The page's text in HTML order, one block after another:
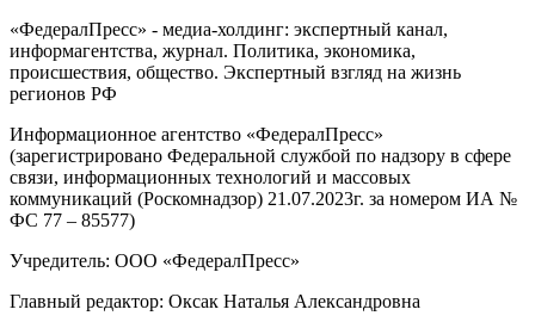
«ФедералПресс» - медиа-холдинг: экспертный канал,
информагентства, журнал. Политика, экономика,
происшествия, общество. Экспертный взгляд на жизнь
регионов РФ
Информационное агентство «ФедералПресс»
(зарегистрировано Федеральной службой по надзору в сфере
связи, информационных технологий и массовых
коммуникаций (Роскомнадзор) 21.07.2023г. за номером ИА №
ФС 77 – 85577)
Учредитель: ООО «ФедералПресс»
Главный редактор: Оксак Наталья Александровна